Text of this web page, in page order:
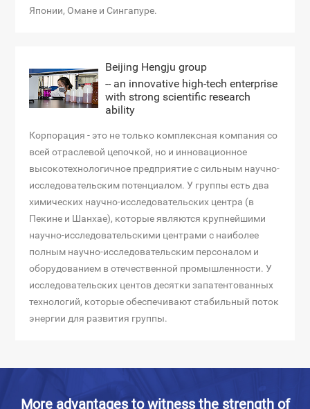
Японии, Омане и Сингапуре.
Beijing Hengju group
-- an innovative high-tech enterprise
with strong scientific research
ability
Корпорация - это не только комплексная компания со
всей отраслевой цепочкой, но и инновационное
высокотехнологичное предприятие с сильным научно-
исследовательским потенциалом. У группы есть два
химических научно-исследовательских центра (в
Пекине и Шанхае), которые являются крупнейшими
научно-исследовательскими центрами с наиболее
полным научно-исследовательским персоналом и
оборудованием в отечественной промышленности. У
исследовательских центов десятки запатентованных
технологий, которые обеспечивают стабильный поток
энергии для развития группы.
More advantages to witness the strength of